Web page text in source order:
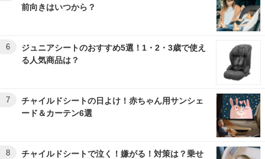
前向きはいつから？
6
ジュニアシートのおすすめ5選！1・2・3歳で使え
る人気商品は？
7
チャイルドシートの日よけ！赤ちゃん用サンシェ
ード＆カーテン6選
8
チャイルドシートで泣く！嫌がる！対策は？乗せ